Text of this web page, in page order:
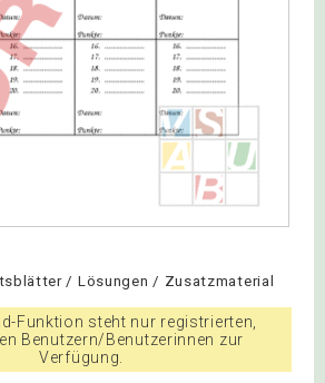
/ Lösungen / Zusatzmaterial
Funktion steht nur registrierten,
Benutzern/Benutzerinnen zur
Verfügung.